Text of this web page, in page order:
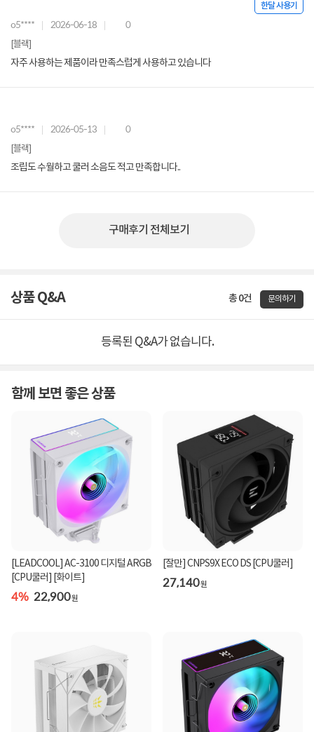
한달 사용기
o5**** 2026-06-18 0
[블랙]
자주 사용하는 제품이라 만족스럽게 사용하고 있습니다
o5**** 2026-05-13 0
[블랙]
조립도 수월하고 쿨러 소음도 적고 만족합니다..
구매후기 전체보기
상품 Q&A 총 0건 문의하기
등록된 Q&A가 없습니다.
함께 보면 좋은 상품
[LEADCOOL] AC-3100 디지털 ARGB
[CPU쿨러] [화이트]
4% 22,900원
[잘만] CNPS9X ECO DS [CPU쿨러]
27,140원